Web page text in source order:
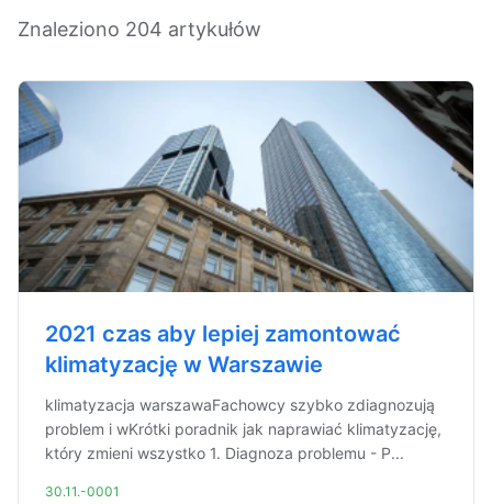
Znaleziono 204 artykułów
2021 czas aby lepiej zamontować
klimatyzację w Warszawie
klimatyzacja warszawaFachowcy szybko zdiagnozują
problem i wKrótki poradnik jak naprawiać klimatyzację,
który zmieni wszystko 1. Diagnoza problemu - P...
30.11.-0001